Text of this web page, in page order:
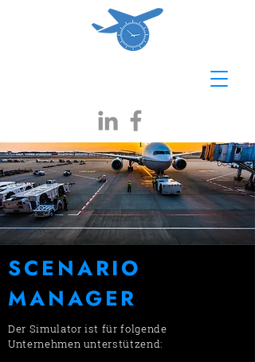
SCENARIO
MANAGER
Der Simulator ist für folgende
Unternehmen unterstützend: